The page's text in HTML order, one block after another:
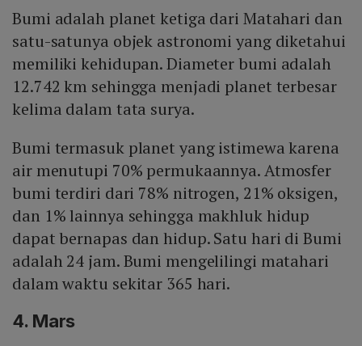
Bumi adalah planet ketiga dari Matahari dan
satu-satunya objek astronomi yang diketahui
memiliki kehidupan. Diameter bumi adalah
12.742 km sehingga menjadi planet terbesar
kelima dalam tata surya.
Bumi termasuk planet yang istimewa karena
air menutupi 70% permukaannya. Atmosfer
bumi terdiri dari 78% nitrogen, 21% oksigen,
dan 1% lainnya sehingga makhluk hidup
dapat bernapas dan hidup. Satu hari di Bumi
adalah 24 jam. Bumi mengelilingi matahari
dalam waktu sekitar 365 hari.
4. Mars